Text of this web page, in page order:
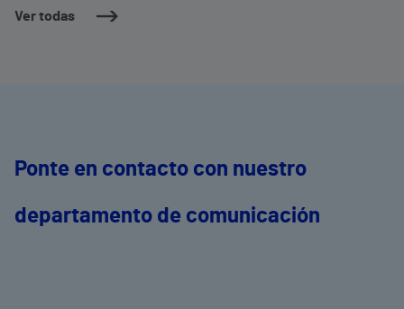
Ver todas
Ponte en contacto con nuestro
departamento de comunicación